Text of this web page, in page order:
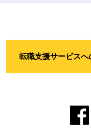
転職支援サービス